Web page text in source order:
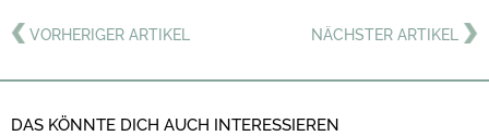
VORHERIGER ARTIKEL NÄCHSTER ARTIKEL
DAS KÖNNTE DICH AUCH INTERESSIEREN